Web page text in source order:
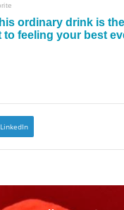
LinkedIn